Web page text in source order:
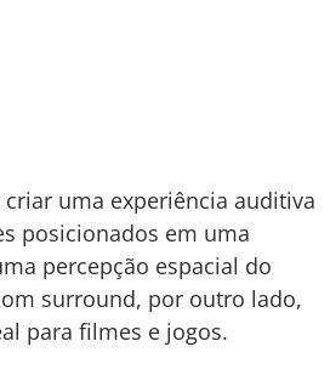
uma experiência auditiva
posicionados em uma
percepção espacial do
surround, por outro lado,
para filmes e jogos.